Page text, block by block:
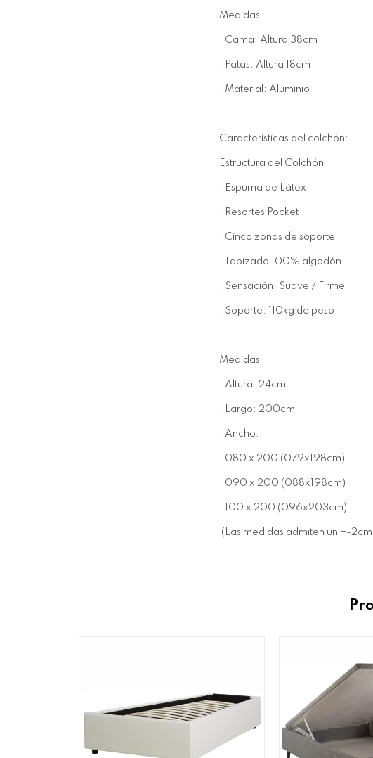
Medidas
. Cama: Altura 38cm
. Patas: Altura 18cm
. Material: Aluminio
Características del colchón:
Estructura del Colchón
. Espuma de Látex
. Resortes Pocket
. Cinco zonas de soporte
. Tapizado 100% algodón
. Sensación: Suave / Firme
. Soporte: 110kg de peso
Medidas
. Altura: 24cm
. Largo: 200cm
. Ancho:
. 080 x 200 (079x198cm)
. 090 x 200 (088x198cm)
. 100 x 200 (096x203cm)
(Las medidas admiten un +-